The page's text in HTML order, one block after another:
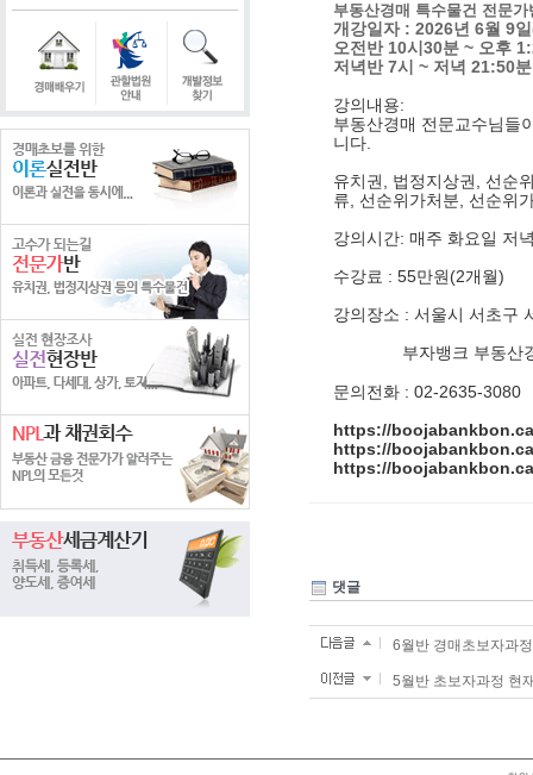
부동산경매 특수물건 전문가
개강일자 : 2026년 6월 9
오전반 10시30분 ~ 오후
저녁반 7시 ~ 저녁 21:50분
강의내용:
부동산경매 전문교수님들
니다.
유치권, 법정지상권, 선순
류, 선순위가처분, 선순위
강의시간: 매주 화요일 저
수강료 : 55만원(2개월)
강의장소 : 서울시 서초구
부자뱅크 부동산
문의전화 : 02-2635-3080
https://
https://
https://
댓글
6월반 경매초보자과
5월반 초보자과정 현